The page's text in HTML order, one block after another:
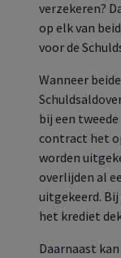
verzekeren?
op elk van
voor de
Wanneer
bij een
contract het
worden
overlijden al
uitgekeerd.
het krediet
Daarnaast